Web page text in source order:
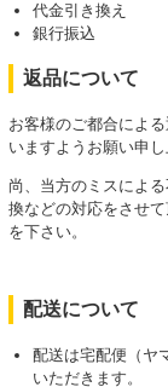
代金引き換え
銀行振込
返品について
お客様のご都合によ
いますようお願い申し
尚、当方のミスによ
換などの対応をさせ
を下さい。
配送について
配送は宅配便（ヤ
いただきます。